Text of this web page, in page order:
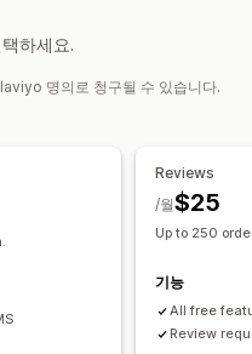
기 및 내보내기
하세요.
명의로 청구될 수 있습니다.
Reviews
$25
/월
Up to 250
기능
All free
Review